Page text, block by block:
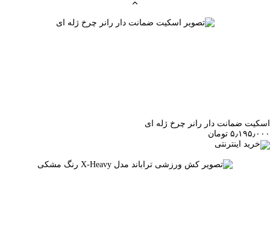
اسکیت ضمانت دار رانر چرخ ژله ای
۵٫۱۹۵٫۰۰۰ تومان
خرید اینترنتی